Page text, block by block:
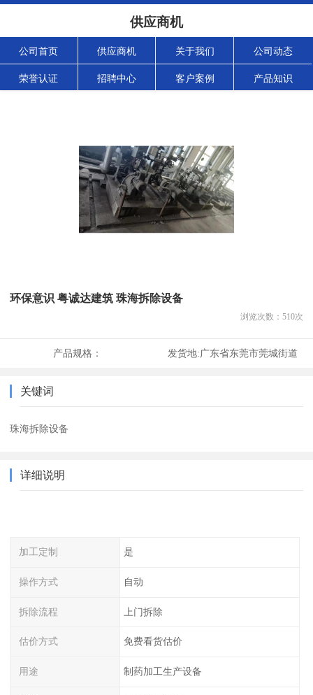
供应商机
公司首页 供应商机 关于我们 公司动态
荣誉认证 招聘中心 客户案例 产品知识
环保意识 粤诚达建筑 珠海拆除设备
浏览次数： 510次
产品规格： 发货地:广东省东莞市莞城街道
关键词
珠海拆除设备
详细说明
加工定制 是
操作方式 自动
拆除流程 上门拆除
估价方式 免费看货估价
用途 制药加工生产设备